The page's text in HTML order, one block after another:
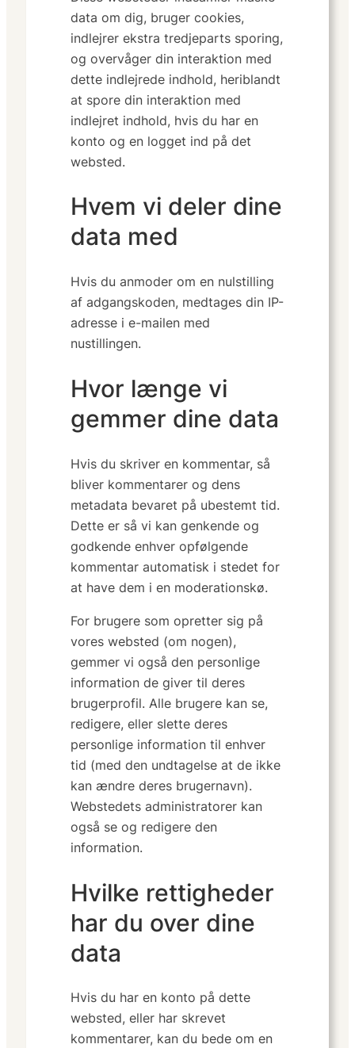
data om dig, bruger cookies,
indlejrer ekstra tredjeparts sporing,
og overvåger din interaktion med
dette indlejrede indhold, heriblandt
at spore din interaktion med
indlejret indhold, hvis du har en
konto og en logget ind på det
websted.
Hvem vi deler dine
data med
Hvis du anmoder om en nulstilling
af adgangskoden, medtages din IP-
adresse i e-mailen med
nustillingen.
Hvor længe vi
gemmer dine data
Hvis du skriver en kommentar, så
bliver kommentarer og dens
metadata bevaret på ubestemt tid.
Dette er så vi kan genkende og
godkende enhver opfølgende
kommentar automatisk i stedet for
at have dem i en moderationskø.
For brugere som opretter sig på
vores websted (om nogen),
gemmer vi også den personlige
information de giver til deres
brugerprofil. Alle brugere kan se,
redigere, eller slette deres
personlige information til enhver
tid (med den undtagelse at de ikke
kan ændre deres brugernavn).
Webstedets administratorer kan
også se og redigere den
information.
Hvilke rettigheder
har du over dine
data
Hvis du har en konto på dette
websted, eller har skrevet
kommentarer, kan du bede om en